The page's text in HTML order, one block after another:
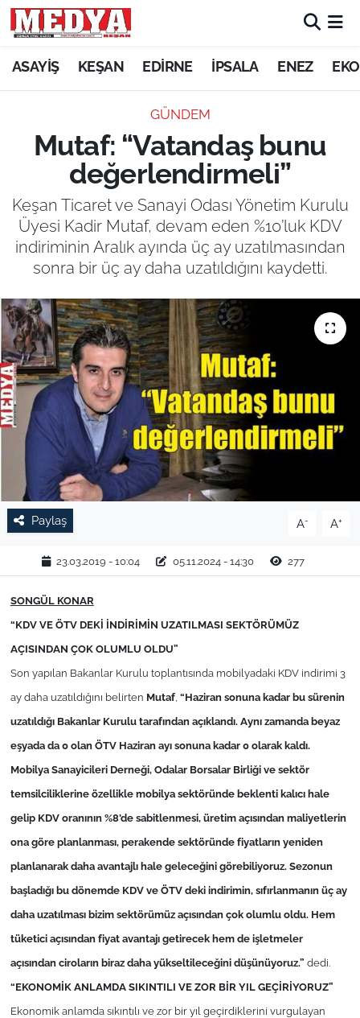
ASAYİŞ KEŞAN EDİRNE İPSALA ENEZ
GÜNDEM
Mutaf: “Vatandaş bunu
değerlendirmeli”
Keşan Ticaret ve Sanayi Odası Yönetim Kurulu
Üyesi Kadir Mutaf, devam eden %10’luk KDV
indiriminin Aralık ayında üç ay uzatılmasından
sonra bir üç ay daha uzatıldığını kaydetti.
Paylaş A- A+
23.03.2019 - 10:04 05.11.2024 - 14:30 277
SONGÜL KONAR
“KDV VE ÖTV DEKİ İNDİRİMİN UZATILMASI SEKTÖRÜMÜZ
AÇISINDAN ÇOK OLUMLU OLDU”
Son yapılan Bakanlar Kurulu toplantısında mobilyadaki KDV indirimi 3
ay daha uzatıldığını belirten Mutaf, “Haziran sonuna kadar bu sürenin
uzatıldığı Bakanlar Kurulu tarafından açıklandı. Aynı zamanda beyaz
eşyada da 0 olan ÖTV Haziran ayı sonuna kadar 0 olarak kaldı.
Mobilya Sanayicileri Derneği, Odalar Borsalar Birliği ve sektör
temsilciliklerine özellikle mobilya sektöründe beklenti kalıcı hale
gelip KDV oranının %8’de sabitlenmesi, üretim açısından maliyetlerin
ona göre planlanması, perakende sektöründe fiyatların yeniden
planlanarak daha avantajlı hale geleceğini görebiliyoruz. Sezonun
başladığı bu dönemde KDV ve ÖTV deki indirimin, sıfırlanmanın üç ay
daha uzatılması bizim sektörümüz açısından çok olumlu oldu. Hem
tüketici açısından fiyat avantajı getirecek hem de işletmeler
açısından ciroların biraz daha yükseltileceğini düşünüyoruz.” dedi.
“EKONOMİK ANLAMDA SIKINTILI VE ZOR BİR YIL GEÇİRİYORUZ”
Ekonomik anlamda sıkıntılı ve zor bir yıl geçirdiklerini vurgulayan
KEŞAN
ASAYİŞ
SİYASET
GÜNDEM
EKONOMİ
SAĞLIK
EĞİTİM
TARIM VE HAYVANCILIK
KÜLTÜR SANAT
RESMİ İLAN
SPOR
YAŞAM
EDİRNE
KIRKLARELİ
ÇANAKKALE
Bölge
Güvenlik
Genel
Politika
Flaş Haber
Dış Haberler